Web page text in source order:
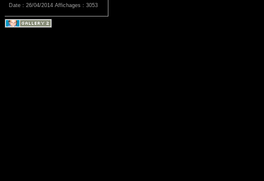
Date : 26/04/2014 Affichages : 3053